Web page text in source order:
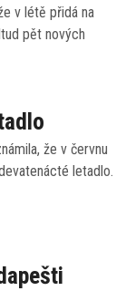
v létě přidá na
pět nových
že v červnu
letadlo.